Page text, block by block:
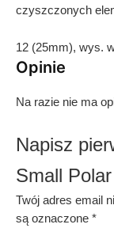
czyszczonych
12 (25mm), wys.
Opinie
Na razie nie ma
Napisz
Small
Twój adres email
są oznaczone *